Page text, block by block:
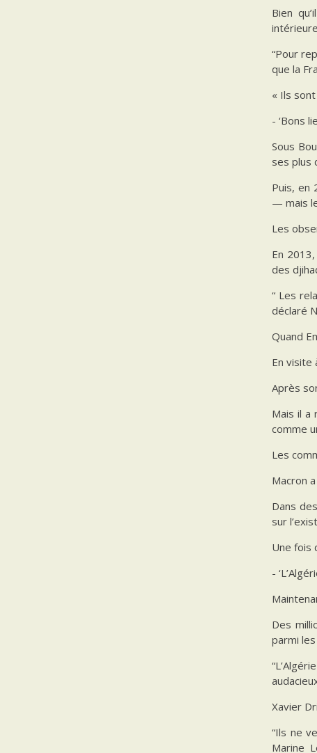
Bien
“Pour
que la
« Ils
- ‘Bons
Sous
ses plus
Puis, en
— mais
Les
En
des
“ Les
déclaré
Quand
En visite
Après
Mais il a
comme
Les
Macron
Dans
sur
Une fois
-
Des
parmi
Xavier
“Ils ne
Marine